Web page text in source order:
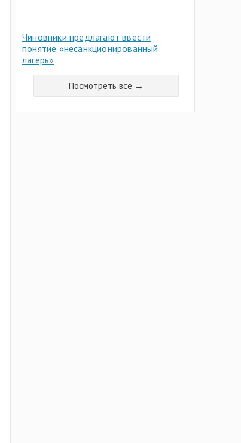
Чиновники предлагают ввести
понятие «несанкционированный
лагерь»
Посмотреть все →